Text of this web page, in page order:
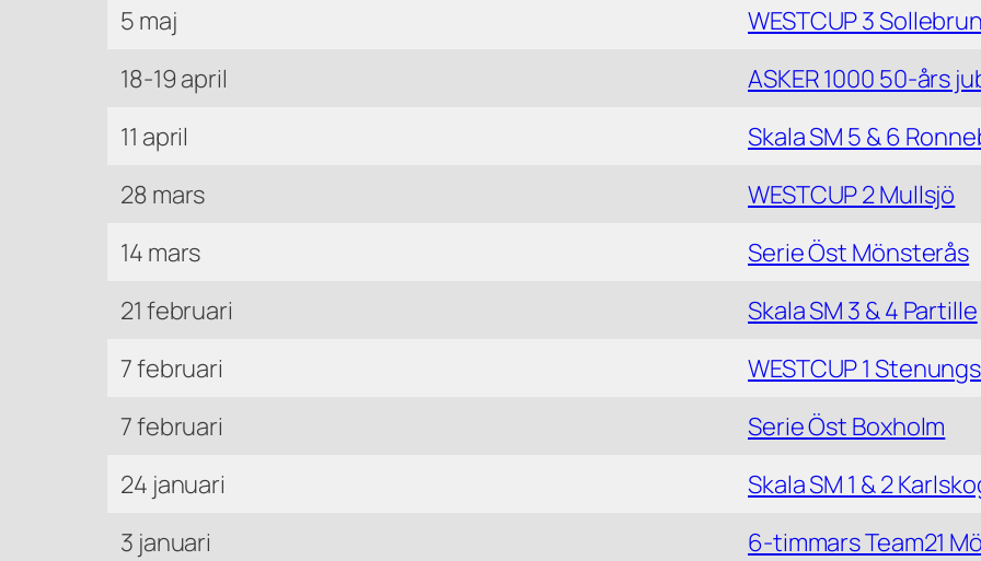
5 maj
WESTCUP 3 Sollebrun
18-19 april
ASKER 1000 50-års
11 april
Skala SM 5 & 6
28 mars
WESTCUP 2 Mullsjö
14 mars
Serie Öst Mönsterås
21 februari
Skala SM 3 & 4 Partille
7 februari
WESTCUP 1
7 februari
Serie Öst Boxholm
24 januari
Skala SM 1 & 2
3 januari
6-timmars Team21